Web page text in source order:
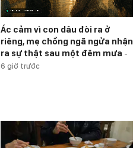
Ác cảm vì con dâu đòi ra ở
riêng, mẹ chồng ngã ngửa nhận
ra sự thật sau một đêm mưa -
6 giờ trước